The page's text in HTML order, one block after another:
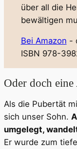
über all die
bewältigen
Bei Amazon -
ISBN 978-
Oder doch
Als die Pubertät
sich unser Sohn.
umgelegt,
Er wurde zum